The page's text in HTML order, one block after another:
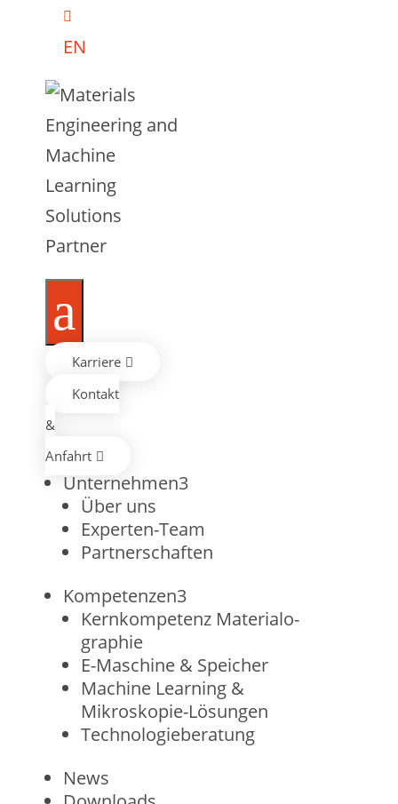

EN
a
Karriere 
Kontakt
&
Anfahrt 
Unternehmen3
Über uns
Experten-Team
Partnerschaften
Kompetenzen3
Kernkompetenz Materialo­
graphie
E-Maschine & Speicher
Machine Learning &
Mikroskopie-Lösungen
Technologie­beratung
News